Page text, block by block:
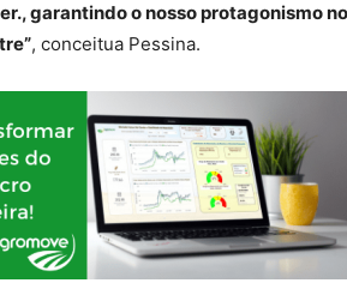
garantindo o nosso protagonismo
, conceitua Pessina.